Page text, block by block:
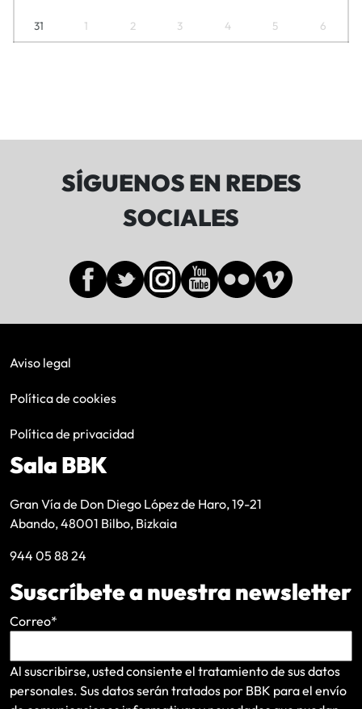
31 1 2 3 4 5 6
SÍGUENOS EN REDES
SOCIALES
Aviso legal
Política de cookies
Política de privacidad
Sala BBK
Gran Vía de Don Diego López de Haro, 19-21
Abando, 48001 Bilbo, Bizkaia
944 05 88 24
Suscríbete a nuestra newsletter
Correo*
Al suscribirse, usted consiente el tratamiento de sus datos
personales. Sus datos serán tratados por BBK para el envío